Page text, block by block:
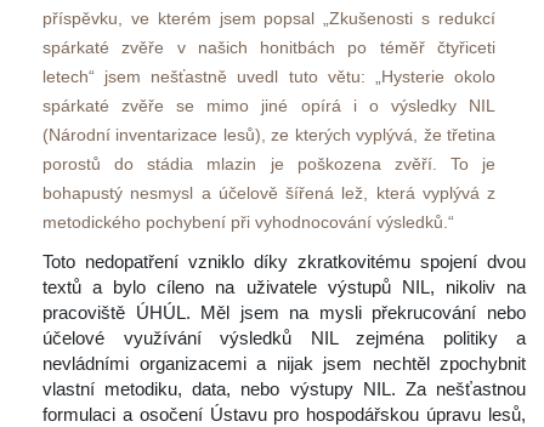
příspěvku, ve kterém jsem popsal „Zkušenosti s redukcí
párkaté zvěře v našich honitbách po téměř čtyřiceti
letech“ jsem nešťastně uvedl tuto větu: „Hysterie okolo
párkaté zvěře se mimo jiné opírá i o výsledky NIL
(Národní inventarizace lesů), ze kterých vyplývá, že třetina
porostů do stádia mlazin je poškozena zvěří. To je
bohapustý nesmysl a účelově šířená lež, která vyplývá z
metodického pochybení při vyhodnocování výsledků.“
Toto nedopatření vzniklo díky zkratkovitému spojení dvou
textů a bylo cíleno na uživatele výstupů NIL, nikoliv na
pracoviště ÚHÚL. Měl jsem na mysli překrucování nebo
účelové využívání výsledků NIL zejména politiky a
nevládními organizacemi a nijak jsem nechtěl zpochybnit
vlastní metodiku, data, nebo výstupy NIL. Za nešťastnou
formulaci a osočení Ústavu pro hospodářskou úpravu lesů,